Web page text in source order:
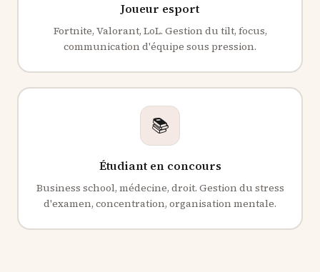
Joueur esport
Fortnite, Valorant, LoL. Gestion du tilt, focus,
communication d'équipe sous pression.
📚
Étudiant en concours
Business school, médecine, droit. Gestion du stress
d'examen, concentration, organisation mentale.